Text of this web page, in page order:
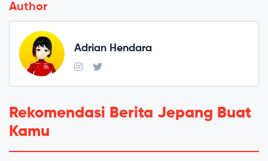
Author
Adrian Hendara
Rekomendasi Berita Jepang Buat
Kamu